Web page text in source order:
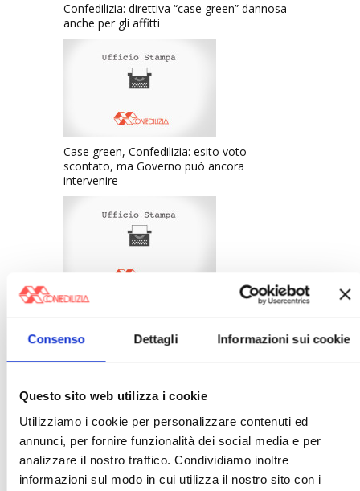
Consenso Dettagli Informazioni sui cookie
Questo sito web utilizza i cookie
Utilizziamo i cookie per personalizzare contenuti ed
annunci, per fornire funzionalità dei social media e per
analizzare il nostro traffico. Condividiamo inoltre
informazioni sul modo in cui utilizza il nostro sito con i
Confedilizia: direttiva “case green” dannosa
anche per gli affitti
Case green, Confedilizia: esito voto
scontato, ma Governo può ancora
intervenire
Confedilizia, incontro con il Viceministro Leo
〉 Notizie
Rassegna Stampa Confedilizia
NEWSLETTER Confedilizia
Video/Audio